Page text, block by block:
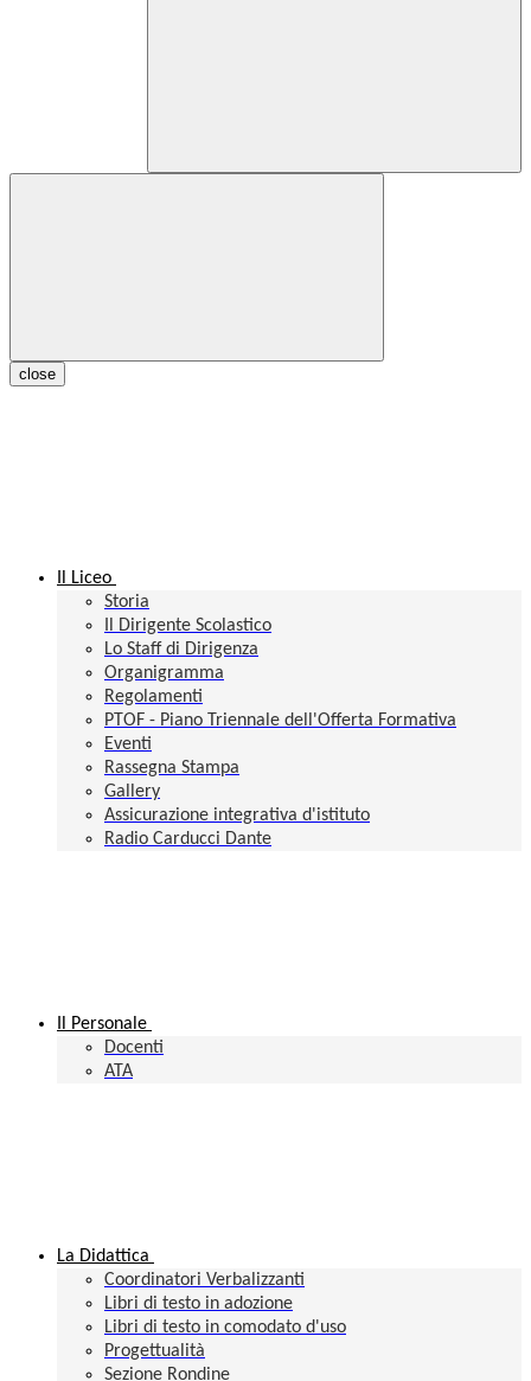
close
Il Liceo
Storia
Il Dirigente Scolastico
Lo Staff di Dirigenza
Organigramma
Regolamenti
PTOF - Piano Triennale dell'Offerta Formativa
Eventi
Rassegna Stampa
Gallery
Assicurazione integrativa d'istituto
Radio Carducci Dante
Il Personale
Docenti
ATA
La Didattica
Coordinatori Verbalizzanti
Libri di testo in adozione
Libri di testo in comodato d'uso
Progettualità
Sezione Rondine